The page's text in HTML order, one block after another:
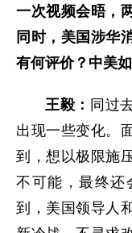
一次视频会晤，
同时，美国涉华
有何评价？中美
王毅： 同过
出现一些变化。
到，想以极限施
不可能，最终还
到，美国领导人